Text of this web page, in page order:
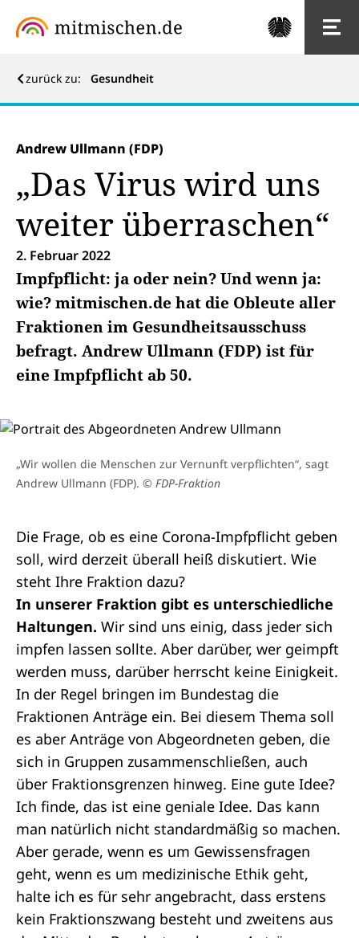
zurück zu: Gesundheit
Andrew Ullmann (FDP)
„Das Virus wird uns
weiter überraschen“
2. Februar 2022
Impfpflicht: ja oder nein? Und wenn ja:
wie? mitmischen.de hat die Obleute aller
Fraktionen im Gesundheitsausschuss
befragt. Andrew Ullmann (FDP) ist für
eine Impfpflicht ab 50.
„Wir wollen die Menschen zur Vernunft verpflichten“, sagt
Andrew Ullmann (FDP). © FDP-Fraktion
Die Frage, ob es eine Corona-Impfpflicht geben
soll, wird derzeit überall heiß diskutiert. Wie
steht Ihre Fraktion dazu?
In unserer Fraktion gibt es unterschiedliche
Haltungen. Wir sind uns einig, dass jeder sich
impfen lassen sollte. Aber darüber, wer geimpft
werden muss, darüber herrscht keine Einigkeit.
In der Regel bringen im Bundestag die
Fraktionen Anträge ein. Bei diesem Thema soll
es aber Anträge von Abgeordneten geben, die
sich in Gruppen zusammenschließen, auch
über Fraktionsgrenzen hinweg. Eine gute Idee?
Ich finde, das ist eine geniale Idee. Das kann
man natürlich nicht standardmäßig so machen.
Aber gerade, wenn es um Gewissensfragen
geht, wenn es um medizinische Ethik geht,
halte ich es für sehr angebracht, dass erstens
kein Fraktionszwang besteht und zweitens aus